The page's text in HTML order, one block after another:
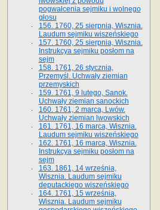
pogwałcenia sejmiku i wolnego
głosu
156. 1760, 25 sierpnia, Wisznia.
Laudum sejmiku wiszeńskiego
157. 1760, 25 sierpnia, Wisznia.
Instrukcya sejmiku posłom na
sejm
158. 1761, 26 stycznia,
Przemyśl. Uchwały ziemian
przemyskich
159. 1761, 9 lutego, Sanok.
Uchwały ziemian sanockich
160. 1761, 2 marca, Lwów.
Uchwały ziemian lwowskich
161. 1761, 16 marca, Wisznia.
Laudum sejmiku wiszeńskiego
162. 1761, 16 marca, Wisznia.
Instrukcya sejmiku posłom na
sejm
163. 1861, 14 września,
Wisznia. Laudum sejmiku
deputackiego wiszeńskiego
164. 1761, 15 września,
Wisznia. Laudum sejmiku